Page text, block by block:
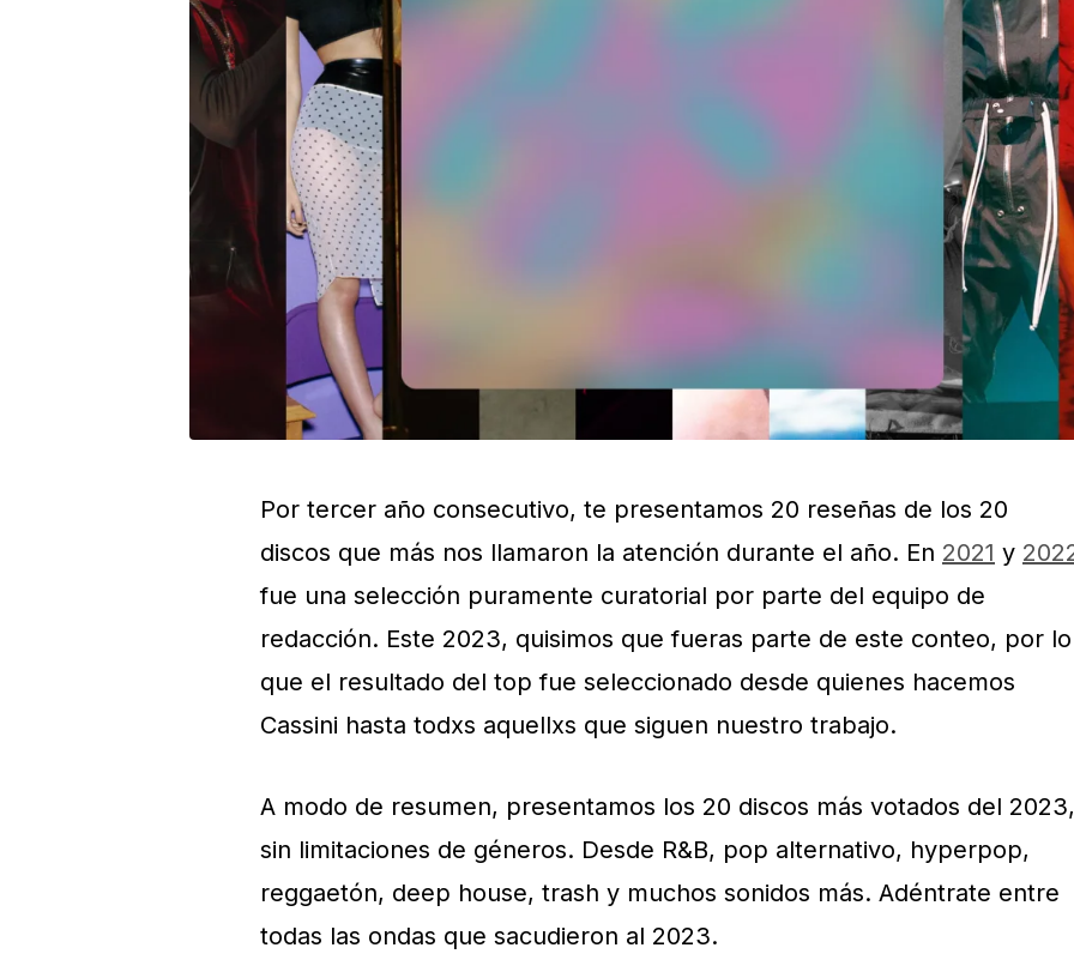
Por tercer año consecutivo, te presentamos 20 reseñas de los 20
discos que más nos llamaron la atención durante el año. En 2021 y
fue una selección puramente curatorial por parte del equipo de
redacción. Este 2023, quisimos que fueras parte de este conteo, por lo
que el resultado del top fue seleccionado desde quienes hacemos
Cassini hasta todxs aquellxs que siguen nuestro trabajo.
A modo de resumen, presentamos los 20 discos más votados del 2023,
sin limitaciones de géneros. Desde R&B, pop alternativo, hyperpop,
reggaetón, deep house, trash y muchos sonidos más. Adéntrate entre
todas las ondas que sacudieron al 2023.